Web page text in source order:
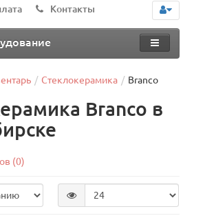
Контакты
Стеклокерамика Branco
Branco в
(0)